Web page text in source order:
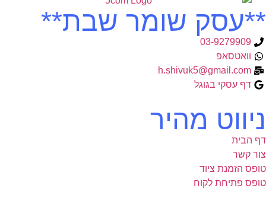
**עסק שומר שבת**
03-9279909
וואטסאפ
h.shivuk5@gmail.com
דף עסקי בגוגל
ניווט מהיר
דף הבית
צור קשר
טופס הזמנת ציוד
טופס פתיחת לקוח